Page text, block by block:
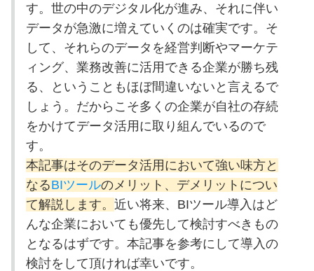
す。世の中のデジタル化が進み、それに伴い
データが急激に増えていくのは確実です。そ
して、それらのデータを経営判断やマーケテ
ィング、業務改善に活用できる企業が勝ち残
る、ということもほぼ間違いないと言えるで
しょう。だからこそ多くの企業が自社の存続
をかけてデータ活用に取り組んでいるので
す。
本記事はそのデータ活用において強い味方と
なるBIツールのメリット、デメリットについ
て解説します。 近い将来、BIツール導入はど
んな企業においても優先して検討すべきもの
となるはずです。本記事を参考にして導入の
検討をして頂ければ幸いです。